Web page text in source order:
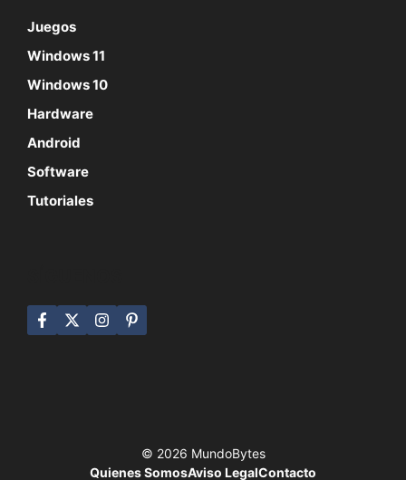
Juegos
Windows 11
Windows 10
Hardware
Android
Software
Tutoriales
© 2026 MundoBytes
Quienes SomosAviso LegalContacto